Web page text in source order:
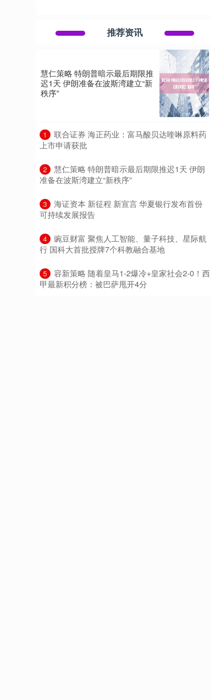
推荐资讯
慧仁策略 特朗普暗示最后期限推
迟1天 伊朗准备在波斯湾建立“新
秩序”
1
​联合证券 海正药业：富马酸贝达喹啉原料药
上市申请获批
2
​慧仁策略 特朗普暗示最后期限推迟1天 伊朗
准备在波斯湾建立“新秩序”
3
​海证资本 新征程 新宣言 华夏银行发布首份
可持续发展报告
4
​豌豆财富 聚焦人工智能、量子科技、星际航
行 国科大首批授牌7个科教融合基地
5
​容新策略 随着皇马1-2爆冷+皇家社会2-0！西
甲最新积分榜：被巴萨甩开4分